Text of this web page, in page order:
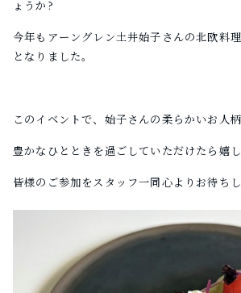
ょうか?
今年もアーングレン土井始子さんの北欧料
となりました。
このイベントで、始子さんの柔らかいお人
豊かなひとときを過ごしていただけたら嬉し
皆様のご参加をスタッフ一同心よりお待ちし